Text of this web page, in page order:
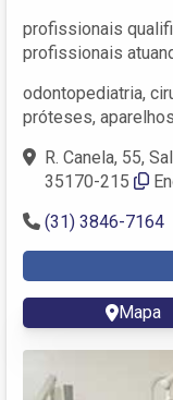
profissionais
profissionais
odontopediatria,
próteses,
R. Canela, 55,
35170-215
(31) 3846-7164
Mapa